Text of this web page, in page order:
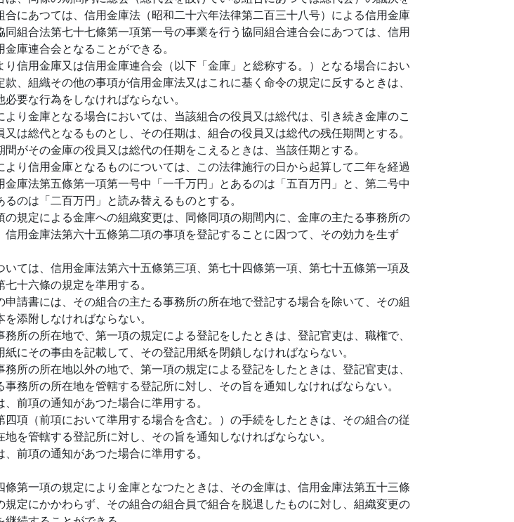
合にあつては、信用金庫法（昭和二十六年法律第二百三十八号）による信用金庫
同組合法第七十七條第一項第一号の事業を行う協同組合連合会にあつては、信用
庫連合会となることができる。
り信用金庫又は信用金庫連合会（以下「金庫」と総称する。）となる場合におい
、組織その他の事項が信用金庫法又はこれに基く命令の規定に反するときは、
要な行為をしなければならない。
より金庫となる場合においては、当該組合の役員又は総代は、引き続き金庫のこ
は総代となるものとし、その任期は、組合の役員又は総代の残任期間とする。
がその金庫の役員又は総代の任期をこえるときは、当該任期とする。
より信用金庫となるものについては、この法律施行の日から起算して二年を経過
金庫法第五條第一項第一号中「一千万円」とあるのは「五百万円」と、第二号中
るのは「二百万円」と読み替えるものとする。
の規定による金庫への組織変更は、同條同項の期間内に、金庫の主たる事務所の
信用金庫法第六十五條第二項の事項を登記することに因つて、その効力を生ず
いては、信用金庫法第六十五條第三項、第七十四條第一項、第七十五條第一項及
十六條の規定を準用する。
申請書には、その組合の主たる事務所の所在地で登記する場合を除いて、その組
添附しなければならない。
所の所在地で、第一項の規定による登記をしたときは、登記官吏は、職権で、
にその事由を記載して、その登記用紙を閉鎖しなければならない。
所の所在地以外の地で、第一項の規定による登記をしたときは、登記官吏は、
事務所の所在地を管轄する登記所に対し、その旨を通知しなければならない。
前項の通知があつた場合に準用する。
四項（前項において準用する場合を含む。）の手続をしたときは、その組合の従
を管轄する登記所に対し、その旨を通知しなければならない。
前項の通知があつた場合に準用する。
條第一項の規定により金庫となつたときは、その金庫は、信用金庫法第五十三條
規定にかかわらず、その組合の組合員で組合を脱退したものに対し、組織変更の